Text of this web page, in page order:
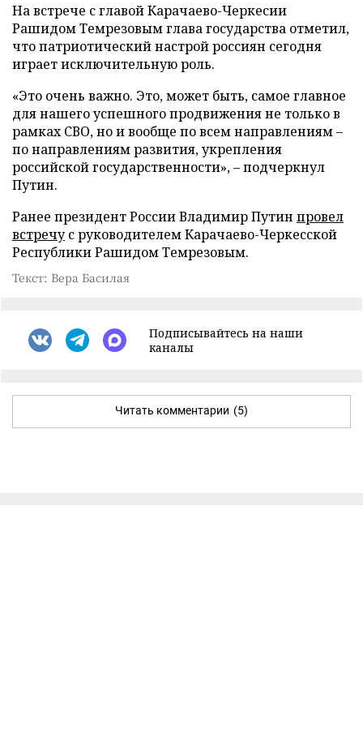
На встрече с главой Карачаево-Черкесии
Рашидом Темрезовым глава государства отметил,
что патриотический настрой россиян сегодня
играет исключительную роль.
«Это очень важно. Это, может быть, самое главное
для нашего успешного продвижения не только в
рамках СВО, но и вообще по всем направлениям –
по направлениям развития, укрепления
российской государственности», – подчеркнул
Путин.
Ранее президент России Владимир Путин провел
встречус руководителем Карачаево-Черкесской
Республики Рашидом Темрезовым.
Текст: Вера Басилая
Подписывайтесь на наши
каналы
Читать комментарии (5)